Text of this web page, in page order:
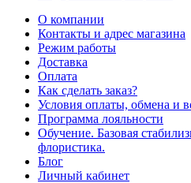
О компании
Контакты и адрес магазина
Режим работы
Доставка
Оплата
Как сделать заказ?
Условия оплаты, обмена и
Программа лояльности
Обучение. Базовая
флористика.
Блог
Личный кабинет